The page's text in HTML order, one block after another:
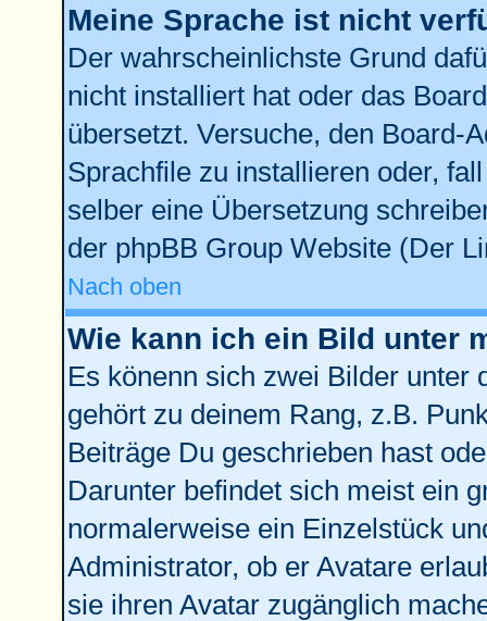
Meine Sprache ist nicht
Der wahrscheinlichste Grund
nicht installiert hat oder das
übersetzt. Versuche, den Board-
Sprachfile zu installieren oder,
selber eine Übersetzung
der phpBB Group Website (Der
Nach oben
Wie kann ich ein Bild unter
Es könenn sich zwei Bilder unter
gehört zu deinem Rang, z.B.
Beiträge Du geschrieben hast
Darunter befindet sich meist ein
normalerweise ein Einzelstück
Administrator, ob er Avatare
sie ihren Avatar zugänglich